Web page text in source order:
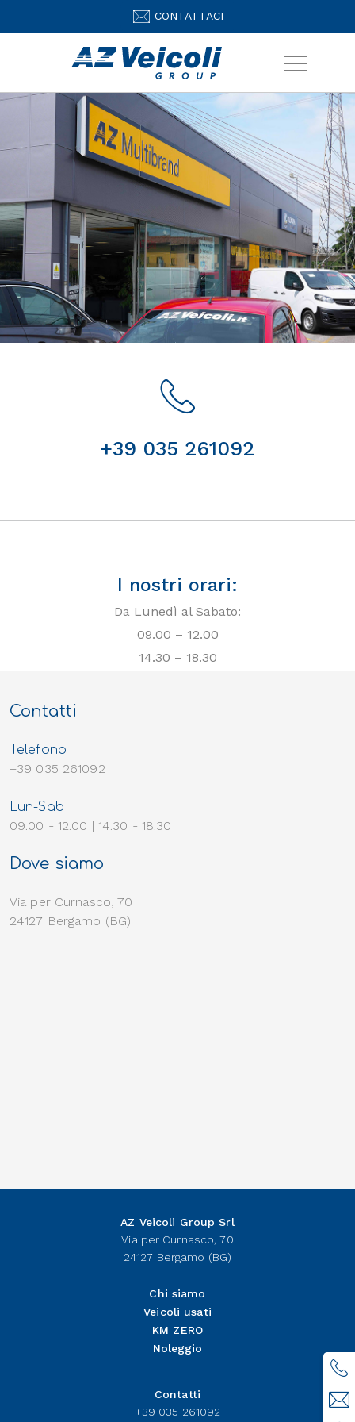
+39 035 261092
CONTATTACI
I nostri orari:
Da Lunedì al Sabato:
09.00 – 12.00
14.30 – 18.30
Contatti
Telefono
+39 035 261092
Lun-Sab
09.00 - 12.00 | 14.30 - 18.30
Dove siamo
Via per Curnasco, 70
24127 Bergamo (BG)
AZ Veicoli Group Srl
Via per Curnasco, 70
24127 Bergamo (BG)
Chi siamo
Veicoli usati
KM ZERO
Noleggio
Contatti
+39 035 261092